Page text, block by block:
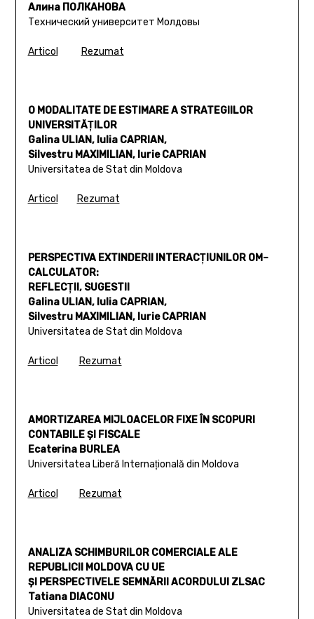
Алина ПОЛКАНОВА
Технический университет Молдовы
Articol Rezumat
O MODALITATE DE ESTIMARE A STRATEGIILOR
UNIVERSITĂŢILOR
Galina ULIAN, Iulia CAPRIAN,
Silvestru MAXIMILIAN, Iurie CAPRIAN
Universitatea de Stat din Moldova
Articol Rezumat
PERSPECTIVA EXTINDERII INTERACŢIUNILOR OM–
CALCULATOR:
REFLECŢII, SUGESTII
Galina ULIAN, Iulia CAPRIAN,
Silvestru MAXIMILIAN, Iurie CAPRIAN
Universitatea de Stat din Moldova
Articol Rezumat
AMORTIZAREA MIJLOACELOR FIXE ÎN SCOPURI
CONTABILE ŞI FISCALE
Ecaterina BURLEA
Universitatea Liberă Internaţională din Moldova
Articol Rezumat
ANALIZA SCHIMBURILOR COMERCIALE ALE
REPUBLICII MOLDOVA CU UE
ŞI PERSPECTIVELE SEMNĂRII ACORDULUI ZLSAC
Tatiana DIACONU
Universitatea de Stat din Moldova